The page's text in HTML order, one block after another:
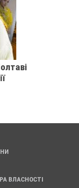
ВЛАСНОСТІ